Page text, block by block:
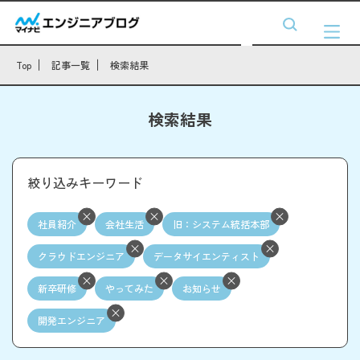
Top 記事一覧 検索結果
検索結果
絞り込みキーワード
社員紹介 会社生活 旧：システム統括本部
クラウドエンジニア データサイエンティスト
新卒研修 やってみた お知らせ
開発エンジニア